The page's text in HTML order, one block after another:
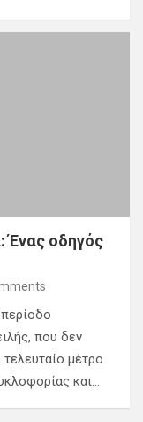
Ένας οδηγός
που δεν
μέτρο
και…